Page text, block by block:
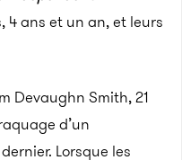
4 ans et un an, et leurs
Devaughn Smith, 21
d’un
Lorsque les